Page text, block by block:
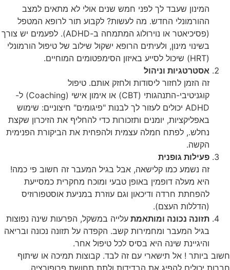
המינון שעבד לך לפני חמש שנים אולי לא מתאים למצב
ההורמונלי החדש. מה לעשות? לקבוע תור לרופא המטפל
(פסיכיאטר או נוירולוג המתמחה ב-ADHD). לפעמים יש צורך
בשינוי מינון, ולעיתים הרופא ישקול שילוב של טיפול הורמונלי
(HRT) שיכול לסייע באיזון הסימפטומים המוחיים.
אסטרטגיות וניהול
זה הזמן לחזור ליסודות ולחזק אותם. טיפול
קוגניטיבי-התנהגותי (CBT) או אימון אישי (Coaching) ל-
ADHD יכולים לעזור לך לבנות "פיגומים" חיצוניים: שימוש
באפליקציות, יומנים ותזכורות כדי להחליף את הזיכרון שקצת
נחלש., לפתח חמלה עצמית ולהפחית את הביקורת הפנימית
הקשה.
פעילות גופנית
זה נשמע כמו קלישאה, אבל בגיל המעבר זה חשוב פי כמה!
היא מעלה דופמין באופן טבעי ומוכח מחקרית כמסייעת
להפחתת חרדה ודיכאון וגם עוזרת במניעת אוסטפורוזיס
(הדללות העצם).
תזונה נכונה ומותאמת עלייה במשקל, הפרעות שינה נפוצות
בגיל המעבר ומחמירות קשב. הקפדה על תזונה נכונה ובריאה
והיגיינת שינה היא בסיס לכל טיפול אחר.
חשוב ביותר ! אל תישארי עם זה לבד. קבוצות תמיכה או שיתוף
חברות יכולים להפיג את הבדידות ולתת תחושת פרופורציה.